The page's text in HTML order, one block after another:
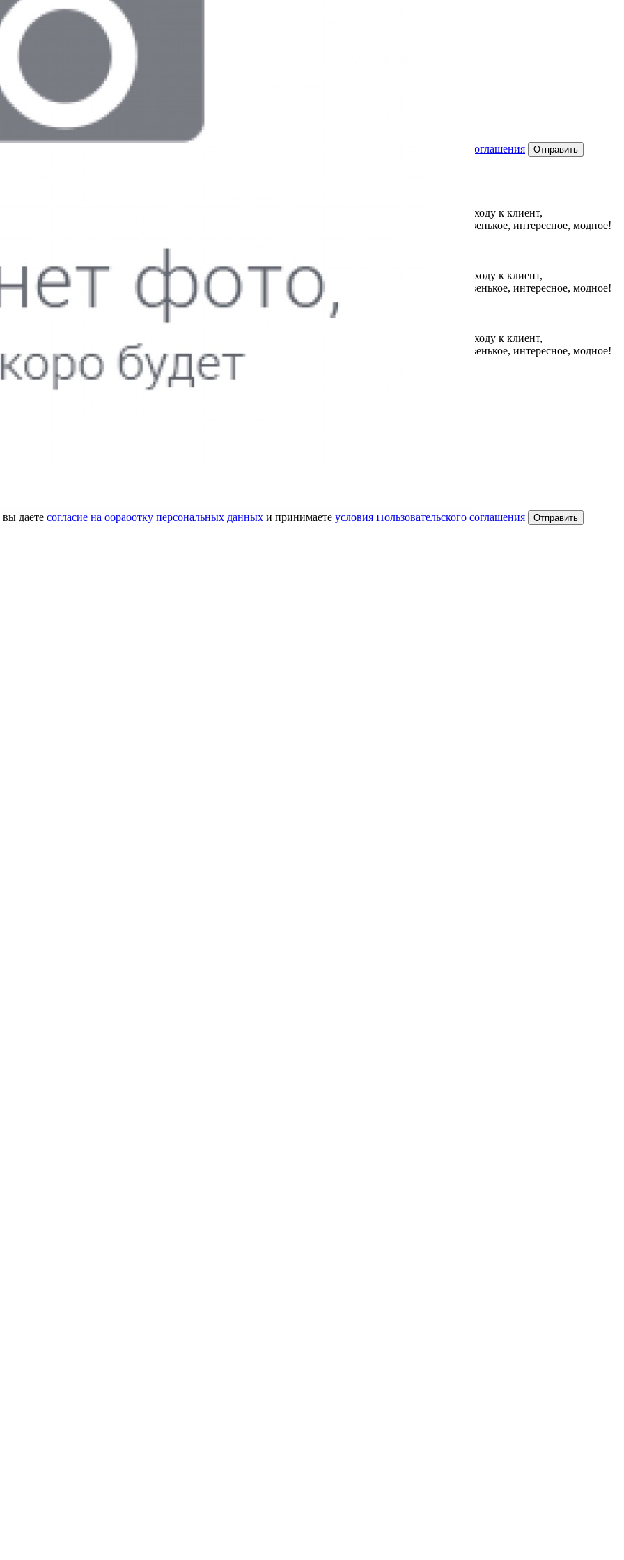
условия Пользовательского соглашения
Киргизовой Ирине за качественную работу по подбору стрижки и укладки, творческому подходу к клиент,
обращаюсь уже примерно 10 лет, иду к ней с удовольствием, знаю, что предложит что-то новенькое, интересное, модное!
Киргизовой Ирине за качественную работу по подбору стрижки и укладки, творческому подходу к клиент,
обращаюсь уже примерно 10 лет, иду к ней с удовольствием, знаю, что предложит что-то новенькое, интересное, модное!
за настроение!
Киргизовой Ирине за качественную работу по подбору стрижки и укладки, творческому подходу к клиент,
обращаюсь уже примерно 10 лет, иду к ней с удовольствием, знаю, что предложит что-то новенькое, интересное, модное!
за настроение!
даете согласие на обработку персональных данных и принимаете условия Пользовательского соглашения